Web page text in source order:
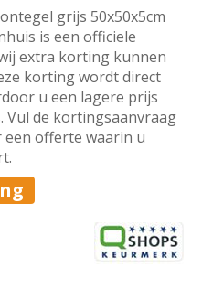
grijs 50x50x5cm
is een officiele
extra korting kunnen
korting wordt direct
u een lagere prijs
Vul de kortingsaanvraag
offerte waarin u